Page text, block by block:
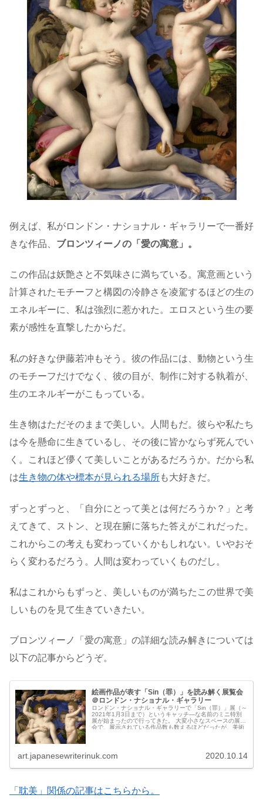
例えば、私がロンドン・ナショナル・ギャラリーで一番好
きな作品、 ブロンツィーノの「愛の寓意」。
この作品は妖艶さと不気味さに満ちている。寓意画という
計算されたモチーフと構図の冷静さを凌駕するほどの生の
エネルギーに、私は強烈に惹かれた。エロスという生の要
素が感性を直撃したからだ。
私の好きな伊藤若冲もそう。彼の作品には、動物という生
のモチーフだけでなく、彼の目が、制作に対する執着が、
生のエネルギーがこもっている。
生き物はただそのままで美しい。人間もだ。彼らや私たち
は今を懸命に生きているし、その後に皆かならず死んでい
く。これほど儚くて美しいことがあるだろうか。だから私
は生き物の体や標本が見られる場所も大好きだ。
ずっとずっと、「自分にとって美とは何だろうか？」と考
えてきて、ストン、と現在腑に落ちた答えがこれだった。
これからこの考えも変わっていくかもしれない。いやおそ
らく変わるだろう。人間は変わっていくものだし。
私はこれからもずっと、美しいものが満ちたこの世界で美
しいものを見て生きていきたい。
ブロンツィーノ「愛の寓意」の詳細な読み解きについては
以下の記事からどうぞ。
絵画作品が表す「Sin（罪）」を読み解く展覧会
＠ロンドン・ナショナル・ギャラリー
ロンドン・ナショナル・ギャラリーで「Sin（罪）」展（～
2021年1月3日まで）というキャッチ―な名前のミニ特別
展が始まったので行ってきた。 大変小さなスペースの展覧
会で、展示されている作品数も数えるほどだったが、美術
art.japanesewriterinuk.com 2020.10.14
「耽美」関係の記事はこちらから。